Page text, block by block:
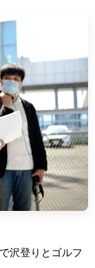
沢登りとゴルフ